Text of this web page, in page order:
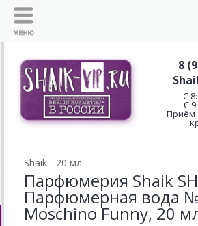
8
C
С
Приём
Shaik - 20 мл
Парфюмерия Shaik
Парфюмерная вода
Moschino Funny, 20